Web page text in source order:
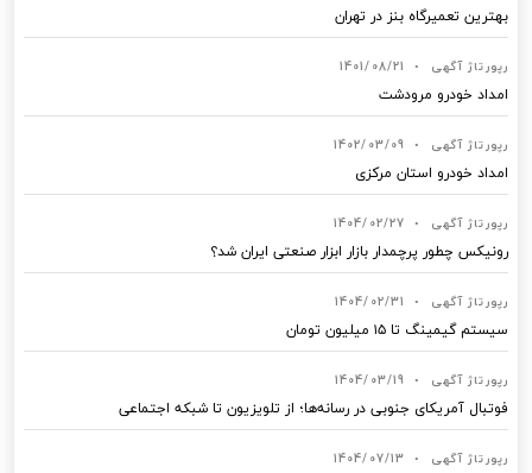
بهترین تعمیرگاه بنز در تهران
رپورتاژ آگهی •
1401/08/21
امداد خودرو مرودشت
رپورتاژ آگهی •
1402/03/09
امداد خودرو استان مرکزی
رپورتاژ آگهی •
1404/02/27
رونیکس چطور پرچمدار بازار ابزار صنعتی ایران شد؟
رپورتاژ آگهی •
1404/02/31
سیستم گیمینگ تا ۱۵ میلیون تومان
رپورتاژ آگهی •
1404/03/19
فوتبال آمریکای جنوبی در رسانه‌ها؛ از تلویزیون تا شبکه اجتماعی
رپورتاژ آگهی •
1404/07/13